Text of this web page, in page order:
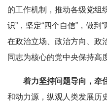
的工作机制，推动各级党组
识”，坚定“四个自信”，做到
在政治立场、政治方向、政
同志为核心的党中央保持高
着力坚持问题导向，牵
和动力源，纵观人类发展历